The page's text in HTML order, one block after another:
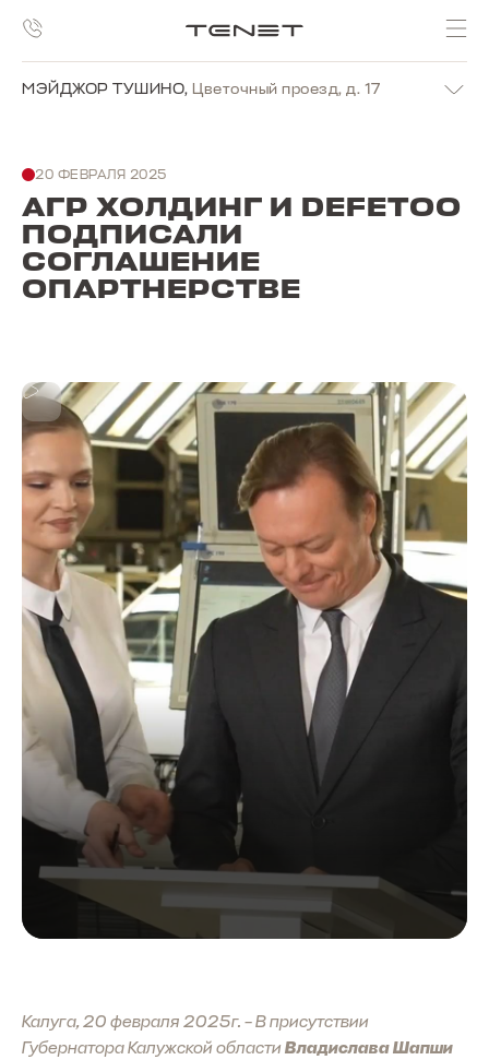
МЭЙДЖОР ТУШИНО, Цветочный проезд, д. 17
20 ФЕВРАЛЯ 2025
АГР ХОЛДИНГ И DEFETOO
ПОДПИСАЛИ
СОГЛАШЕНИЕ
ОПАРТНЕРСТВЕ
Калуга, 20 февраля 2025г. – В присутствии
Губернатора Калужской областиВладислава Шапши